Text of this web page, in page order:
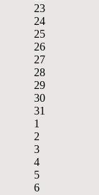
23
24
25
26
27
28
29
30
31
1
2
3
4
5
6